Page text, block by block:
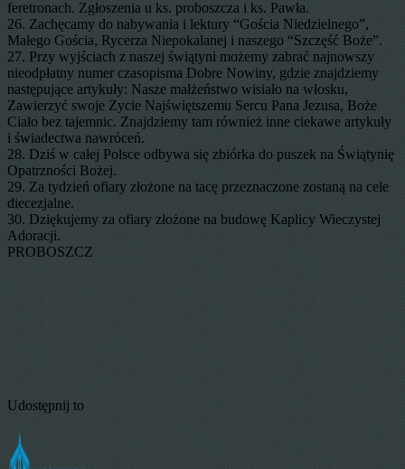
feretronach. Zgłoszenia u ks. proboszcza i ks. Pawła.
26. Zachęcamy do nabywania i lektury “Gościa Niedzielnego”,
Małego Gościa, Rycerza Niepokalanej i naszego “Szczęść Boże”.
27. Przy wyjściach z naszej świątyni możemy zabrać najnowszy
nieodpłatny numer czasopisma Dobre Nowiny, gdzie znajdziemy
następujące artykuły: Nasze małżeństwo wisiało na włosku,
Zawierzyć swoje Zycie Najświętszemu Sercu Pana Jezusa, Boże
Ciało bez tajemnic. Znajdziemy tam również inne ciekawe artykuły
i świadectwa nawróceń.
28. Dziś w całej Polsce odbywa się zbiórka do puszek na Świątynię
Opatrzności Bożej.
29. Za tydzień ofiary złożone na tacę przeznaczone zostaną na cele
diecezjalne.
30. Dziękujemy za ofiary złożone na budowę Kaplicy Wieczystej
Adoracji.
PROBOSZCZ
Udostępnij to